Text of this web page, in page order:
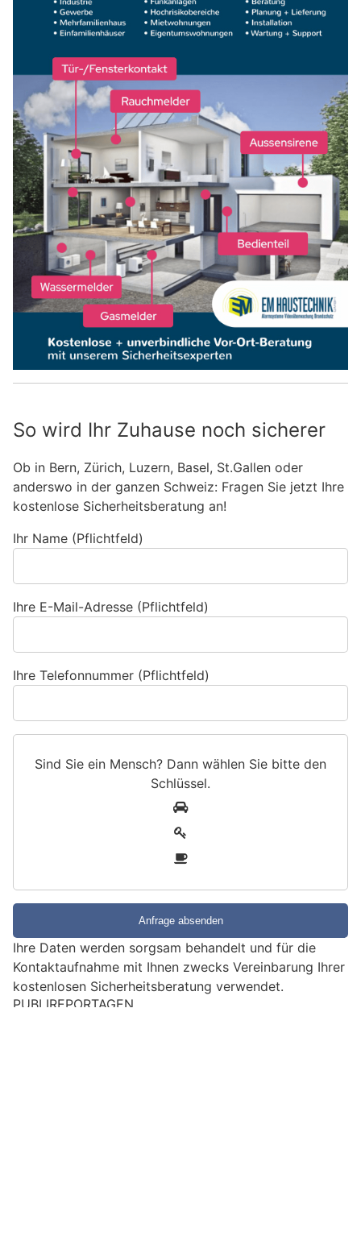
So wird Ihr Zuhause noch sicherer
Ob in Bern, Zürich, Luzern, Basel, St.Gallen oder
anderswo in der ganzen Schweiz: Fragen Sie jetzt Ihre
kostenlose Sicherheitsberatung an!
Ihr Name (Pflichtfeld)
Ihre E-Mail-Adresse (Pflichtfeld)
Ihre Telefonnummer (Pflichtfeld)
Sind Sie ein Mensch? Dann wählen Sie bitte den
Schlüssel.
e
i
n
M
Ihre Daten werden sorgsam behandelt und für die
Kontaktaufnahme mit Ihnen zwecks Vereinbarung Ihrer
kostenlosen Sicherheitsberatung verwendet.
PUBLIREPORTAGEN